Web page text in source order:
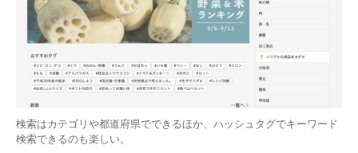
検索はカテゴリや都道府県でできるほか、ハッシュタグでキーワード
検索できるのも楽しい。